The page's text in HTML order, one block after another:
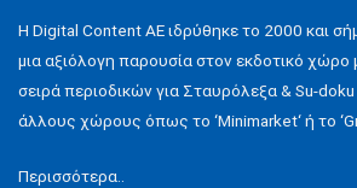
H Digital Content ΑΕ ιδρύθηκε το 2000 και
μια αξιόλογη παρουσία στον εκδοτικό χώρο
σειρά περιοδικών για Σταυρόλεξα & Su-
άλλους χώρους όπως το ‘Minimarket‘ ή το
Περισσότερα..